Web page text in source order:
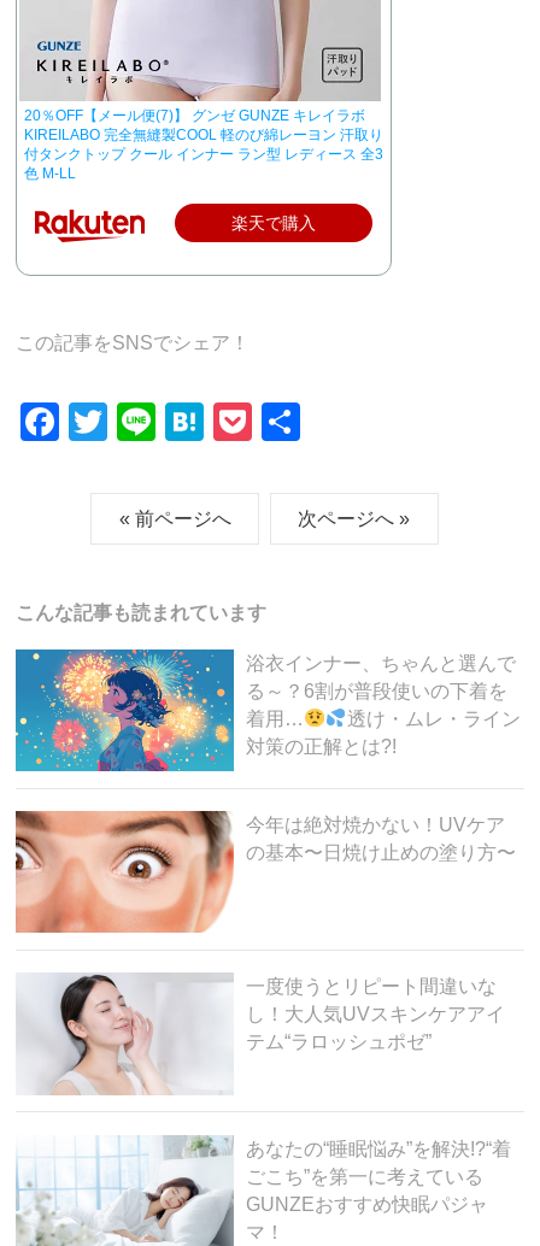
20％OFF【メール便(7)】 グンゼ GUNZE キレイラボ
KIREILABO 完全無縫製COOL 軽のび綿レーヨン 汗取り
付タンクトップ クール インナー ラン型 レディース 全3
色 M-LL
楽天で購入
この記事をSNSでシェア！
F
o
o
k
T
tt
er
Li
e
H
e
n
P
ck
et
次ページへ »
« 前ページへ
こんな記事も読まれています
浴衣インナー、ちゃんと選んで
る～？6割が普段使いの下着を
着用…
透け・ムレ・ライン
対策の正解とは?!
今年は絶対焼かない！UVケア
の基本〜日焼け止めの塗り方〜
一度使うとリピート間違いな
し！大人気UVスキンケアアイ
テム“ラロッシュポゼ”
あなたの“睡眠悩み”を解決!?“着
ごこち”を第一に考えている
GUNZEおすすめ快眠パジャ
マ！